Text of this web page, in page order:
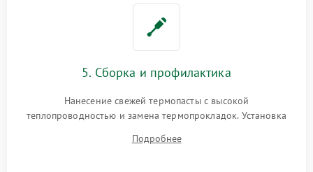
5. Сборка и профилактика
Нанесение свежей термопасты с высокой
теплопроводностью и замена термопрокладок. Установка
шлейфов, модулей памяти и накопителей. Предварительная
Подробнее